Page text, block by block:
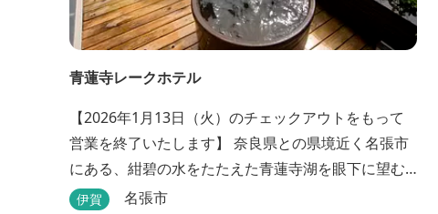
青蓮寺レークホテル
【2026年1月13日（火）のチェックアウトをもって
営業を終了いたします】 奈良県との県境近く名張市
にある、紺碧の水をたたえた青蓮寺湖を眼下に望む
ホテル。自家源泉の「香落渓（こおちだに）温泉」
伊賀 名張市